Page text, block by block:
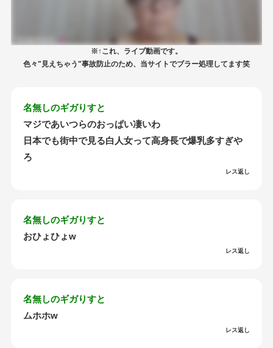
※↑これ、ライブ動画です。
色々"見えちゃう"事故防止のため、当サイトでブラー処理してます笑
名無しのギガりすと
マジであいつらのおっぱい凄いわ
日本でも街中で見る白人女って高身長で爆乳多すぎや
ろ
レス返し
名無しのギガりすと
おひょひょw
レス返し
名無しのギガりすと
ムホホw
レス返し